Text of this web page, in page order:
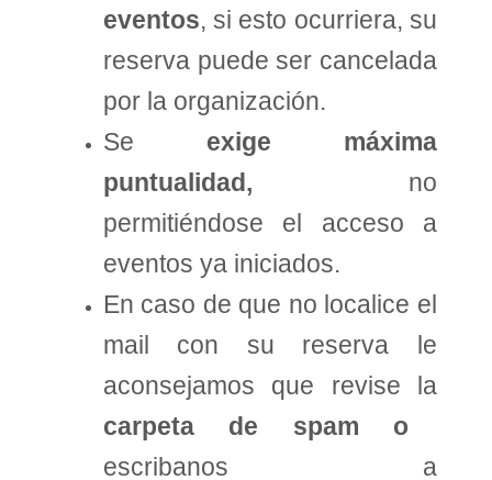
eventos, si esto ocurriera, su
reserva puede ser cancelada
por la organización.
Se exige máxima
puntualidad, no
permitiéndose el acceso a
eventos ya iniciados.
En caso de que no localice el
mail con su reserva le
aconsejamos que revise la
carpeta de spam o
escribanos a